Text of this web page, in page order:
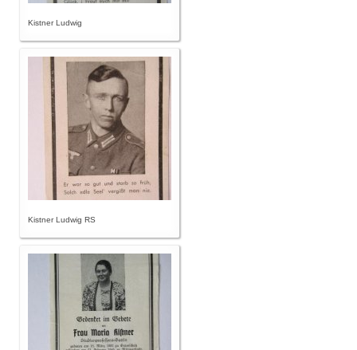
Kistner Ludwig
Kistner Ludwig RS